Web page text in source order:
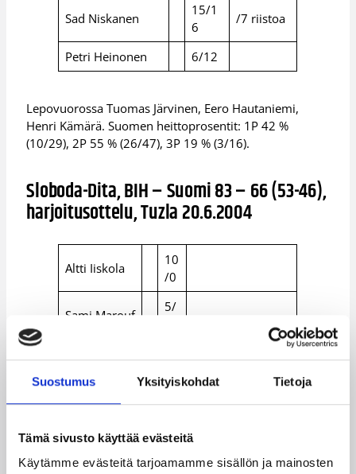
Suostumus Yksityiskohdat Tietoja
Tämä sivusto käyttää evästeitä
Käytämme evästeitä tarjoamamme sisällön ja mainosten
Sad Niskanen
15/1
6
/7 riistoa
Petri Heinonen 6/12
Lepovuorossa Tuomas Järvinen, Eero Hautaniemi,
Henri Kämärä. Suomen heittoprosentit: 1P 42 %
(10/29), 2P 55 % (26/47), 3P 19 % (3/16).
Sloboda-Dita, BIH – Suomi 83 – 66 (53-46),
harjoitusottelu, Tuzla 20.6.2004
Altti Iiskola
10
/0
Sami Marouf
5/
Aleksi
Anselmi
Vanjoki
6/
2